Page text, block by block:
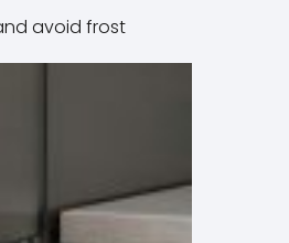
avoid frost